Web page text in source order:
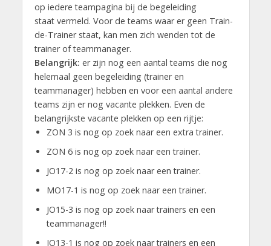
op iedere teampagina bij de begeleiding
staat vermeld. Voor de teams waar er geen Train-
de-Trainer staat, kan men zich wenden tot de
trainer of teammanager.
Belangrijk: er zijn nog een aantal teams die nog
helemaal geen begeleiding (trainer en
teammanager) hebben en voor een aantal andere
teams zijn er nog vacante plekken. Even de
belangrijkste vacante plekken op een rijtje:
ZON 3 is nog op zoek naar een extra trainer.
ZON 6 is nog op zoek naar een trainer.
JO17-2 is nog op zoek naar een trainer.
MO17-1 is nog op zoek naar een trainer.
JO15-3 is nog op zoek naar trainers en een
teammanager!!
JO13-1 is nog op zoek naar trainers en een